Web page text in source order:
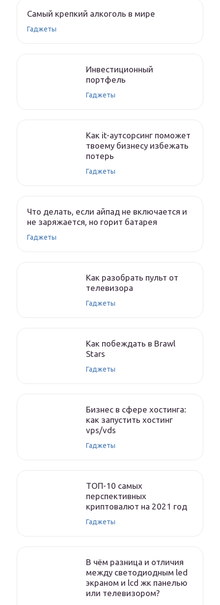
Самый крепкий алкоголь в мире
Гаджеты
Инвестиционный
портфель
Гаджеты
Как it-аутсорсинг поможет
твоему бизнесу избежать
потерь
Гаджеты
Что делать, если айпад не включается и
не заряжается, но горит батарея
Гаджеты
Как разобрать пульт от
телевизора
Гаджеты
Как побеждать в Brawl
Stars
Гаджеты
Бизнес в сфере хостинга:
как запустить хостинг
vps/vds
Гаджеты
ТОП-10 самых
перспективных
криптовалют на 2021 год
Гаджеты
В чём разница и отличия
между светодиодным led
экраном и lcd жк панелью
или телевизором?